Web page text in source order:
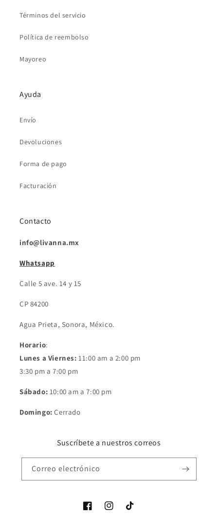
Términos del servicio
Política de reembolso
Mayoreo
Ayuda
Envío
Devoluciones
Forma de pago
Facturación
Contacto
info@livanna.mx
Whatsapp
Calle 5 ave. 14 y 15
CP 84200
Agua Prieta, Sonora, México.
Horario:
Lunes a Viernes: 11:00 am a 2:00 pm
3:30 pm a 7:00 pm
Sábado: 10:00 am a 7:00 pm
Domingo: Cerrado
Suscríbete a nuestros correos
Correo electrónico
FacebookInstagramTikTok